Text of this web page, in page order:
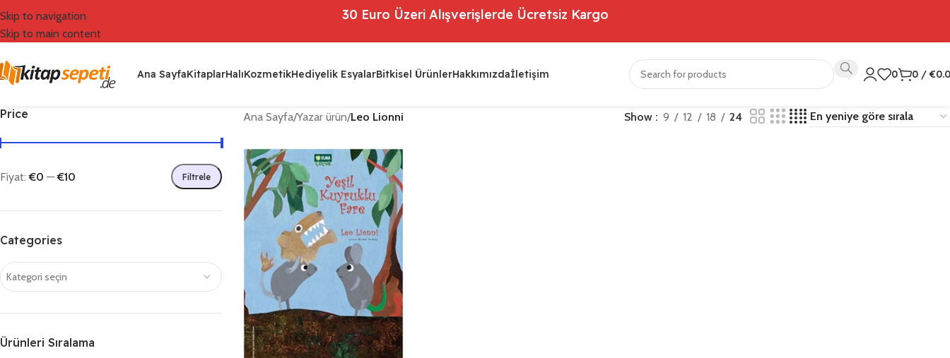
Skip to navigation
Skip to main content
30 Euro Üzeri Alışverişlerde Ücretsiz Kargo
Ana SayfaKitaplarHalıKozmetikHediyelik EsyalarBitkisel ÜrünlerHakkımızdaİletişim 0 0 / €
Price
Filtrele
Fiyat:€0 —€10
Categories
Kategori seçin
Ürünleri Sıralama
Ana Sayfa/Yazar ürün/Leo Lionni Show 9 12 18 24